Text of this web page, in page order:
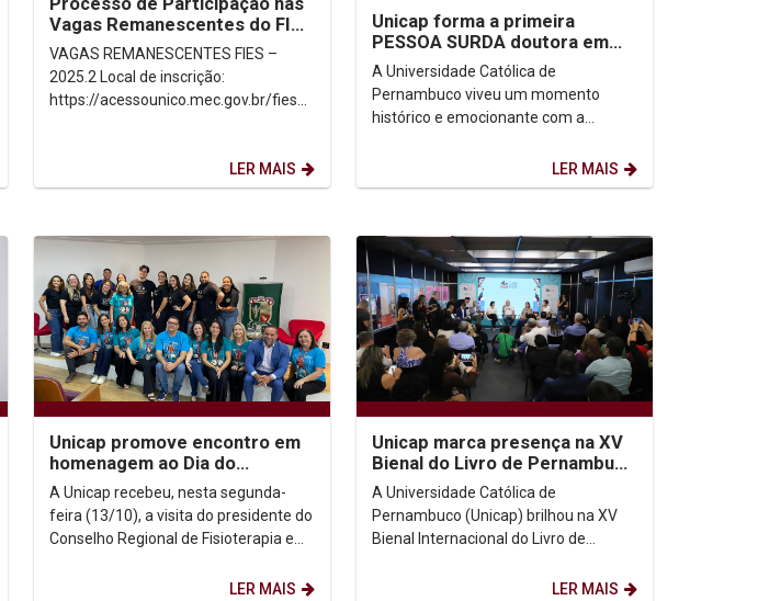
Vagas Remanescentes do FIES
– 2025.2
VAGAS REMANESCENTES FIES –
2025.2 Local de inscrição:
https://acessounico.mec.gov.br/fies
LER MAIS
Unicap forma a primeira
PESSOA SURDA doutora em
Direito no Brasil
A Universidade Católica de
Pernambuco viveu um momento
histórico e emocionante com a
Cavalcanti, a primeira pessoa...LER MAIS
Unicap promove encontro em
homenagem ao Dia do
Fisioterapeuta e do Terapeuta
Ocupacional
A Unicap recebeu, nesta segunda-
feira (13/10), a visita do presidente do
Conselho Regional de Fisioterapia e
LER MAIS
Unicap marca presença na XV
Bienal do Livro de Pernambuco
com programação
diversificada
A Universidade Católica de
Pernambuco (Unicap) brilhou na XV
Bienal Internacional do Livro de
outubro no Pernambuco Centro...
LER MAIS